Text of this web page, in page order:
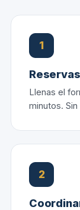
1
Llenas el
minutos.
2